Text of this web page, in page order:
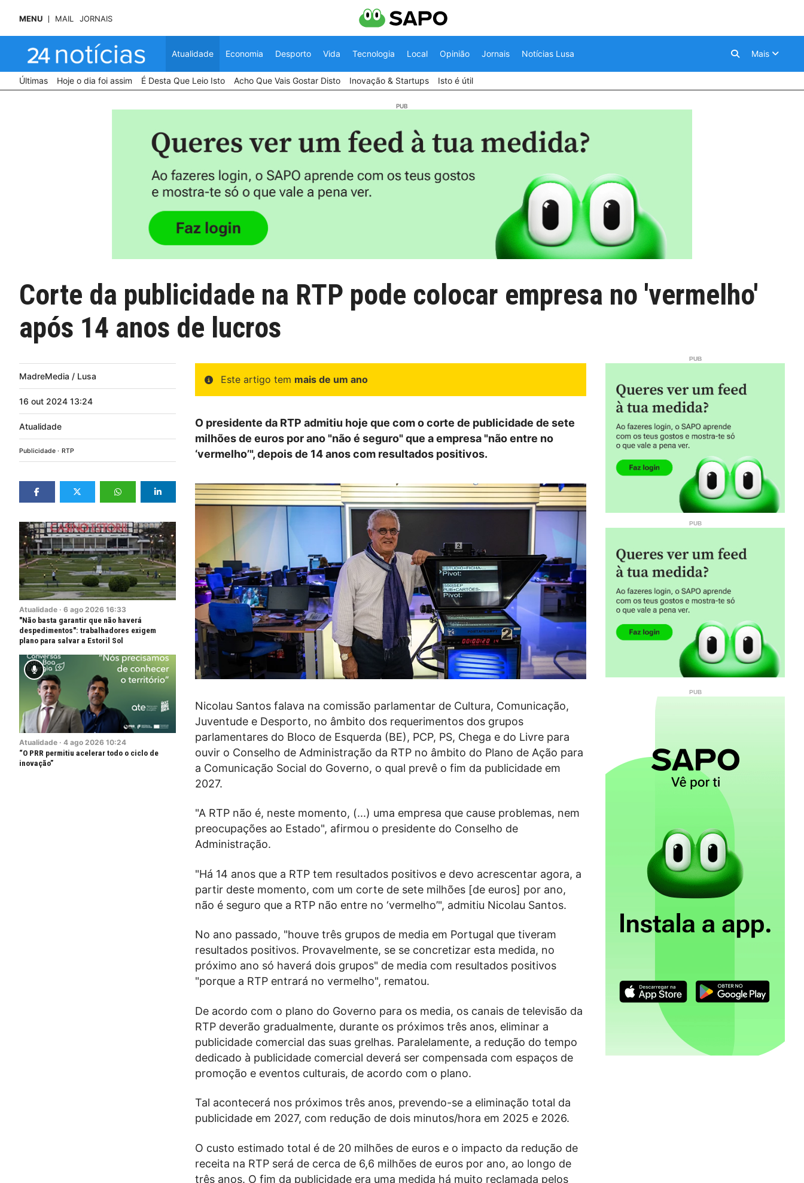
MENU MAIL JORNAIS
Atualidade Economia Desporto Vida Tecnologia Local Opinião Jornais Notícias Lusa Mais
Últimas Hoje o dia foi assim É Desta Que Leio Isto Acho Que Vais Gostar Disto Inovação & Startups Isto é útil
Corte da publicidade na RTP pode colocar empresa no 'vermelho'
após 14 anos de lucros
MadreMedia / Lusa
16 out 2024 13:24
Atualidade
Publicidade RTP
Atualidade · 6 ago 2026 16:33
"Não basta garantir que não haverá
despedimentos": trabalhadores exigem
plano para salvar a Estoril Sol
Atualidade · 4 ago 2026 10:24
“O PRR permitiu acelerar todo o ciclo de
inovação”
Este artigo tem mais de um ano
O presidente da RTP admitiu hoje que com o corte de publicidade de sete
milhões de euros por ano "não é seguro" que a empresa "não entre no
‘vermelho’", depois de 14 anos com resultados positivos.
Nicolau Santos falava na comissão parlamentar de Cultura, Comunicação,
Juventude e Desporto, no âmbito dos requerimentos dos grupos
parlamentares do Bloco de Esquerda (BE), PCP, PS, Chega e do Livre para
ouvir o Conselho de Administração da RTP no âmbito do Plano de Ação para
a Comunicação Social do Governo, o qual prevê o fim da publicidade em
2027.
"A RTP não é, neste momento, (...) uma empresa que cause problemas, nem
preocupações ao Estado", afirmou o presidente do Conselho de
Administração.
"Há 14 anos que a RTP tem resultados positivos e devo acrescentar agora, a
partir deste momento, com um corte de sete milhões [de euros] por ano,
não é seguro que a RTP não entre no ‘vermelho’", admitiu Nicolau Santos.
No ano passado, "houve três grupos de media em Portugal que tiveram
resultados positivos. Provavelmente, se se concretizar esta medida, no
próximo ano só haverá dois grupos" de media com resultados positivos
"porque a RTP entrará no vermelho", rematou.
De acordo com o plano do Governo para os media, os canais de televisão da
RTP deverão gradualmente, durante os próximos três anos, eliminar a
publicidade comercial das suas grelhas. Paralelamente, a redução do tempo
dedicado à publicidade comercial deverá ser compensada com espaços de
promoção e eventos culturais, de acordo com o plano.
Tal acontecerá nos próximos três anos, prevendo-se a eliminação total da
publicidade em 2027, com redução de dois minutos/hora em 2025 e 2026.
O custo estimado total é de 20 milhões de euros e o impacto da redução de
receita na RTP será de cerca de 6,6 milhões de euros por ano, ao longo de
três anos. O fim da publicidade era uma medida há muito reclamada pelos